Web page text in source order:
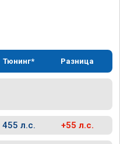
Тюнинг* Разница
455 л.с. +55 л.с.